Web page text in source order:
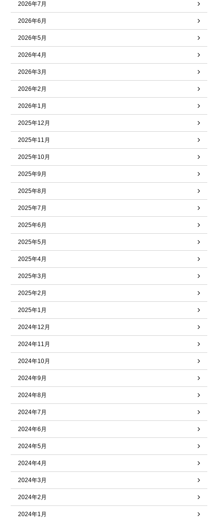
2026年7月
2026年6月
2026年5月
2026年4月
2026年3月
2026年2月
2026年1月
2025年12月
2025年11月
2025年10月
2025年9月
2025年8月
2025年7月
2025年6月
2025年5月
2025年4月
2025年3月
2025年2月
2025年1月
2024年12月
2024年11月
2024年10月
2024年9月
2024年8月
2024年7月
2024年6月
2024年5月
2024年4月
2024年3月
2024年2月
2024年1月